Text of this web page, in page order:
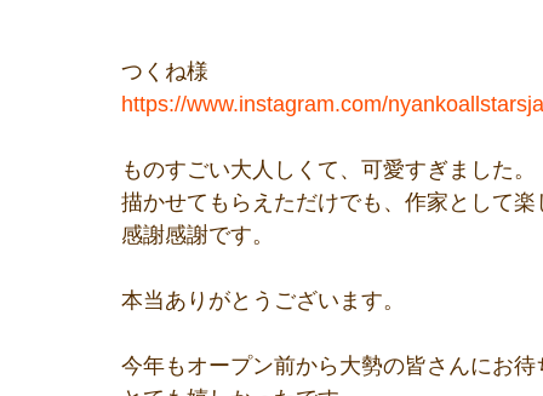
つくね様
https://www.instagram.com/
ものすごい大人しくて、可愛すぎました。
描かせてもらえただけでも、作家として
感謝感謝です。
本当ありがとうございます。
今年もオープン前から大勢の皆さんにお